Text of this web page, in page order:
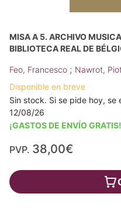
MISA A 5. ARCHIVO
BIBLIOTECA REAL DE
Feo, Francesco ; Nawrot,
Disponible en breve
Sin stock. Si se pide hoy, se
12/08/26
¡GASTOS DE ENVÍO GRATIS!
PVP. 38,00€